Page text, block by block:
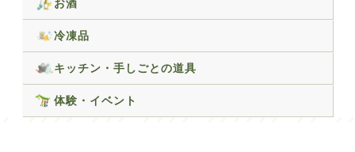
お酒
冷凍品
キッチン・手しごとの道具
体験・イベント